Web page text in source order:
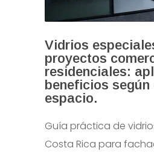
Vidrios
proyectos
residenciales:
beneficios según
espacio.
Guía práctica de
Costa Rica para